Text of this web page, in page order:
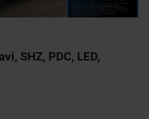
SHZ, PDC, LED,